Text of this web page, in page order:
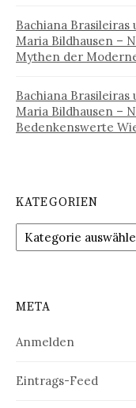
Bachiana
Maria Bildhausen –
Mythen der
Bachiana
Maria Bildhausen –
Bedenkenswerte
KATEGORIEN
Kategorien
META
Anmelden
Eintrags-Feed